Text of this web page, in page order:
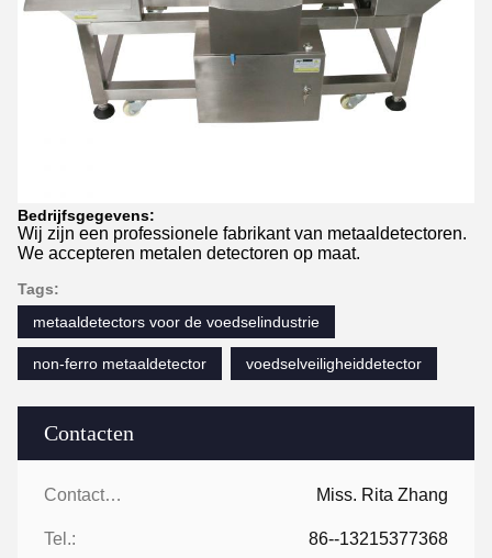
Contacten
Contacten: Miss. Rita Zhang
Tel.: 86--13215377368
Bedrijfsgegevens:
Wij zijn een professionele fabrikant van metaaldetectoren.
We accepteren metalen detectoren op maat.
Tags:
metaaldetectors voor de voedselindustrie
non-ferro metaaldetector voedselveiligheiddetector